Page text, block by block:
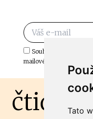
Tato
Souhlasím s odběrem
mailové schránky.